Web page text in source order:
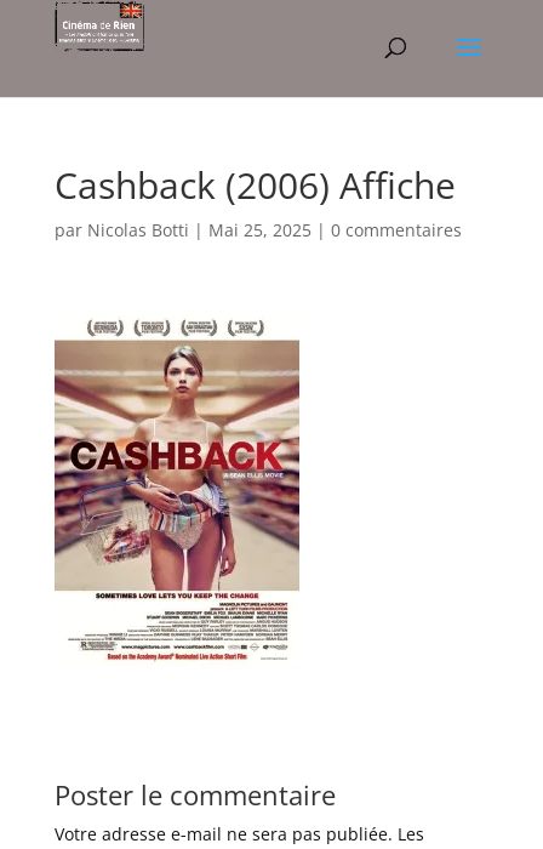
Cashback (2006) Affiche
par Nicolas Botti | Mai 25, 2025| 0 commentaires
Poster le commentaire
Votre adresse e-mail ne sera pas publiée. Les